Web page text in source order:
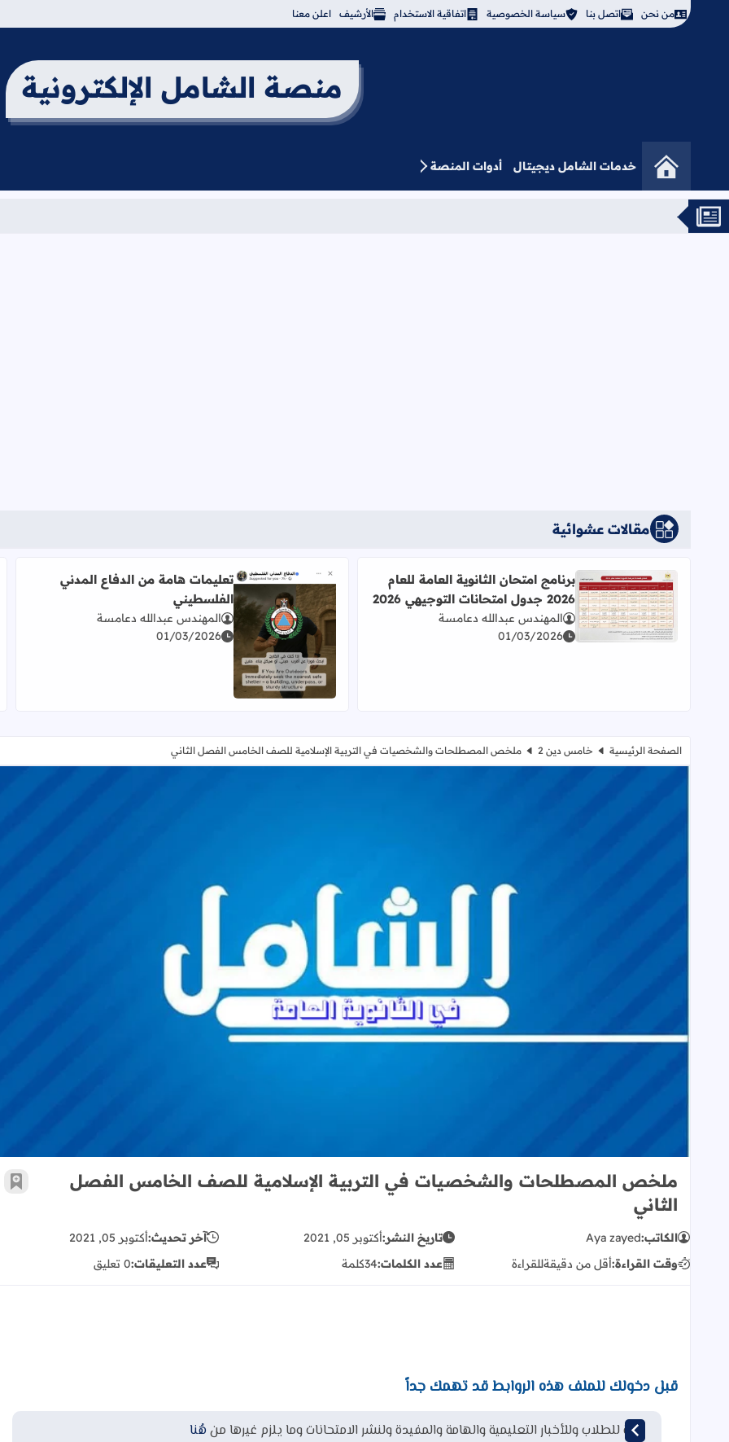
من نحن اتصل بنا سياسة الخصوصية اتفاقية الاستخدام الأرشيف اعلن معنا
منصة الشامل الإلكترونية
خدمات الشامل ديجيتال أدوات المنصة
مقالات عشوائية
اقرأ المزيد عن برنامج امتحان الثانوية العامة للعام 2026 جدول امتحانات التوجيهي 2026
برنامج امتحان الثانوية العامة للعام
2026 جدول امتحانات التوجيهي 2026
المهندس عبدالله دعامسة
01/03/2026
اقرأ المزيد عن تعليمات هامة من الدفاع المدني الفلسطيني
تعليمات هامة من الدفاع المدني
الفلسطيني
المهندس عبدالله دعامسة
01/03/2026
الصفحة الرئيسية خامس دين 2 ملخص المصطلحات والشخصيات في التربية الإسلامية للصف الخامس الفصل الثاني
ملخص المصطلحات والشخصيات في التربية الإسلامية للصف الخامس
ملخص المصطلحات والشخصيات في التربية الإسلامية للصف الخامس الفصل
الثاني
الكاتب:Aya zayed تاريخ النشر:أكتوبر 05, 2021 آخر تحديث:أكتوبر 05, 2021
وقت القراءة:أقل من دقيقةللقراءة عدد الكلمات:34كلمة عدد التعليقات:0 تعليق
قبل دخولك للملف هذه الروابط قد تهمك جداً
قناة للطلاب وللأخبار التعليمية والهامة والمفيدة ولنشر الامتحانات وما يلزم غيرها من هُنا